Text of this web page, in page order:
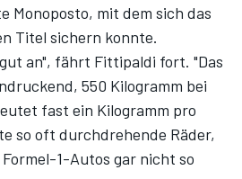
Monoposto, mit dem sich das
Titel sichern konnte.
an", fährt Fittipaldi fort. "Das
550 Kilogramm bei
fast ein Kilogramm pro
so oft durchdrehende Räder,
1-Autos gar nicht so